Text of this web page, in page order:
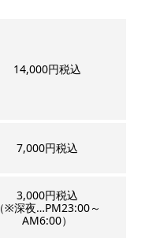
14,000円税込
7,000円税込
3,000円税込
（※深夜…PM23:00～
AM6:00）